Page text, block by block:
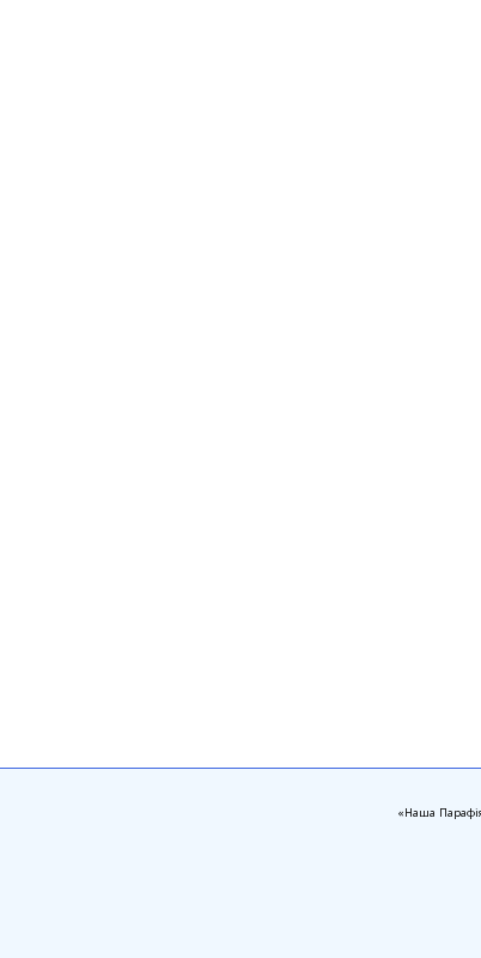
«Наша